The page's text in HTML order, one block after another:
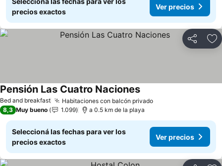
precios exactos
Ver precios
Compartir
Bed and breakfast Habitaciones con balcón privadoVer precios
Pensión Las Cuatro NacionesVer precios
8,3 Muy bueno 1.099 a 0.5 km de la playa
Seleccioná las fechas para ver los
precios exactos
Ver precios